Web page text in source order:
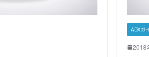
ADXガ
2018